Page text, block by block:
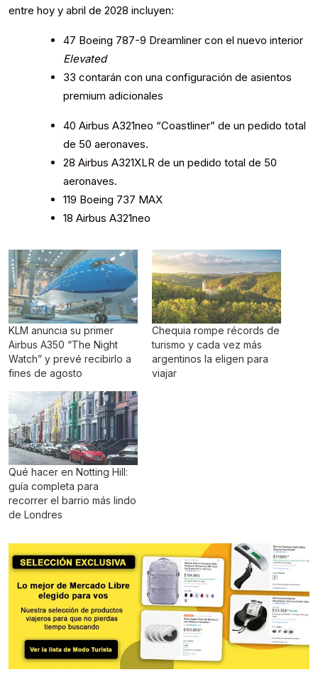
entre hoy y abril de 2028 incluyen:
47 Boeing 787-9 Dreamliner con el nuevo interior
Elevated
33 contarán con una configuración de asientos
premium adicionales
40 Airbus A321neo “Coastliner” de un pedido total
de 50 aeronaves.
28 Airbus A321XLR de un pedido total de 50
aeronaves.
119 Boeing 737 MAX
18 Airbus A321neo
KLM anuncia su primer
Airbus A350 “The Night
Watch” y prevé recibirlo a
fines de agosto
Chequia rompe récords de
turismo y cada vez más
argentinos la eligen para
viajar
Qué hacer en Notting Hill:
guía completa para
recorrer el barrio más lindo
de Londres